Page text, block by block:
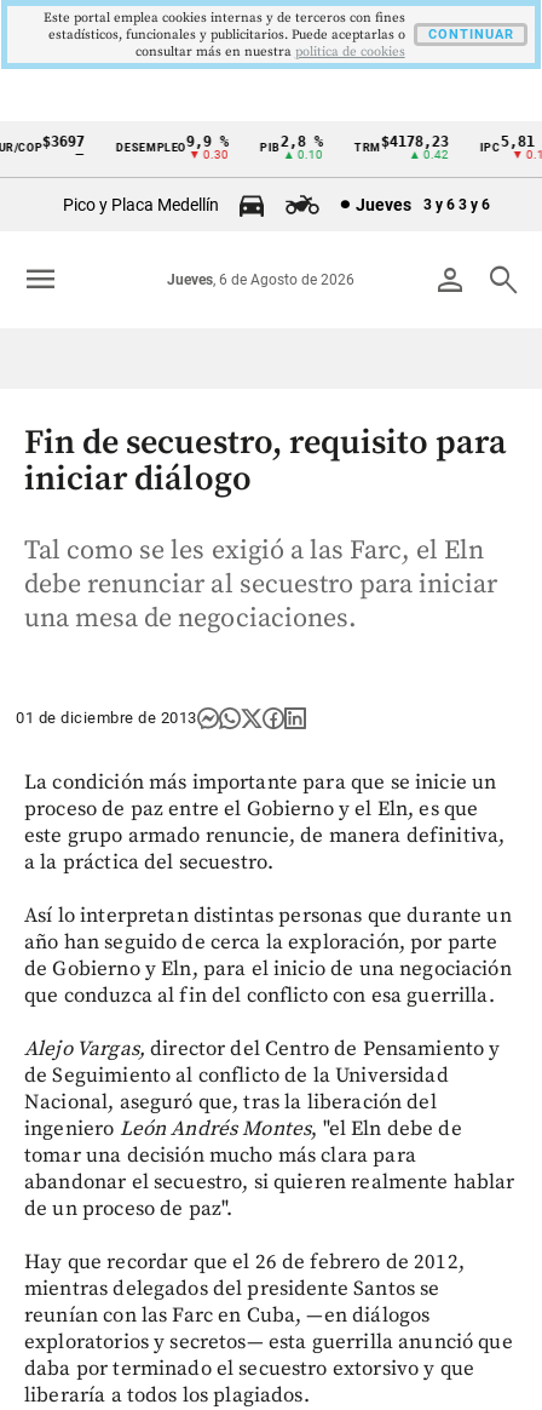
Cintillo
Colombia
$3697 DESEMPLEO 9,9 %
▼ 0.30
PIB2,8 %
▲ 0.10
TRM$4178,23
▲ 0.42
5,81 %
▼ 0.12
Pico y Placa Medellín Jueves 3 y 6 3 y 6
person search
Jueves, 6 de Agosto de 2026
menu
Fin de secuestro, requisito para
iniciar diálogo
Tal como se les exigió a las Farc, el Eln
debe renunciar al secuestro para iniciar
una mesa de negociaciones.
01 de diciembre de 2013
La condición más importante para que se inicie un
proceso de paz entre el Gobierno y el Eln, es que
este grupo armado renuncie, de manera definitiva,
a la práctica del secuestro.
Así lo interpretan distintas personas que durante un
año han seguido de cerca la exploración, por parte
de Gobierno y Eln, para el inicio de una negociación
que conduzca al fin del conflicto con esa guerrilla.
Alejo Vargas, director del Centro de Pensamiento y
de Seguimiento al conflicto de la Universidad
Nacional, aseguró que, tras la liberación del
ingeniero León Andrés Montes, "el Eln debe de
tomar una decisión mucho más clara para
abandonar el secuestro, si quieren realmente hablar
de un proceso de paz".
Hay que recordar que el 26 de febrero de 2012,
mientras delegados del presidente Santos se
reunían con las Farc en Cuba, —en diálogos
exploratorios y secretos— esta guerrilla anunció que
daba por terminado el secuestro extorsivo y que
liberaría a todos los plagiados.
Este portal emplea cookies internas y de terceros con fines
estadísticos, funcionales y publicitarios. Puede aceptarlas o
consultar más en nuestra politica de cookies
CONTINUAR